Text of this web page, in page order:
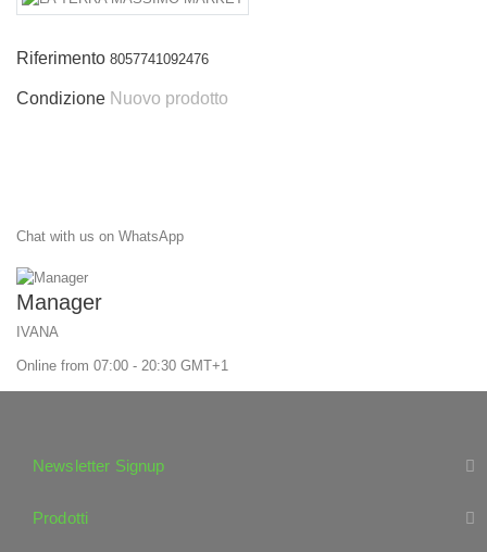
Riferimento 8057741092476
Condizione Nuovo prodotto
Chat with us on WhatsApp
Manager
IVANA
Online from 07:00 - 20:30 GMT+1
Newsletter Signup
Prodotti